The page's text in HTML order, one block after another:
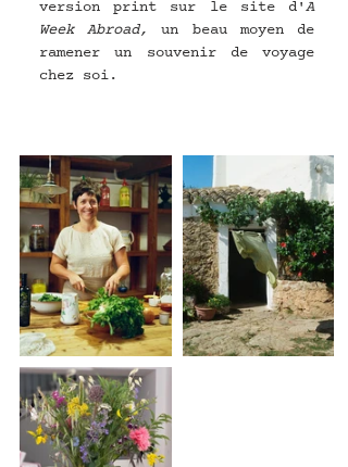
version print sur le site d'A
Week Abroad, un beau moyen de
ramener un souvenir de voyage
chez soi.